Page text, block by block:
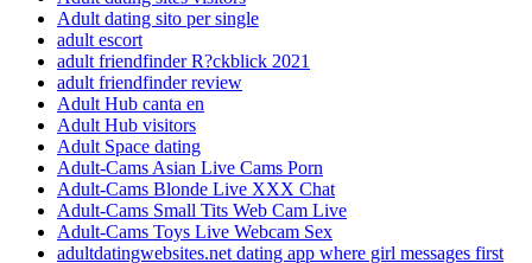
Adult dating sito per single
adult escort
adult friendfinder R?ckblick 2021
adult friendfinder review
Adult Hub canta en
Adult Hub visitors
Adult Space dating
Adult-Cams Asian Live Cams Porn
Adult-Cams Blonde Live XXX Chat
Adult-Cams Small Tits Web Cam Live
Adult-Cams Toys Live Webcam Sex
adultdatingwebsites.net dating app where girl messages first